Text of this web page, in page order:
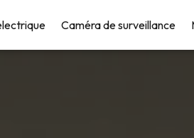
Caméra de surveillance